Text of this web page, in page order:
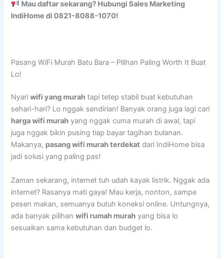
Mau daftar sekarang? Hubungi Sales Marketing
IndiHome di 0821-8088-1070!
Pasang WiFi Murah Batu Bara – Pilihan Paling Worth It Buat
Lo!
Nyariwifi yang murah tapi tetep stabil buat kebutuhan
sehari-hari? Lo nggak sendirian! Banyak orang juga lagi cari
harga wifi murah yang nggak cuma murah di awal, tapi
juga nggak bikin pusing tiap bayar tagihan bulanan.
Makanya, pasang wifi murah terdekat dari IndiHome bisa
jadi solusi yang paling pas!
Zaman sekarang, internet tuh udah kayak listrik. Nggak ada
internet? Rasanya mati gaya! Mau kerja, nonton, sampe
pesen makan, semuanya butuh koneksi online. Untungnya,
ada banyak pilihanwifi rumah murah yang bisa lo
sesuaikan sama kebutuhan dan budget lo.